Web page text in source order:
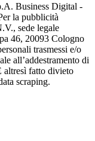
Business Digital -
la pubblicità
sede legale
46, 20093 Cologno
trasmessi e/o
all’addestramento di
altresì fatto divieto
scraping.